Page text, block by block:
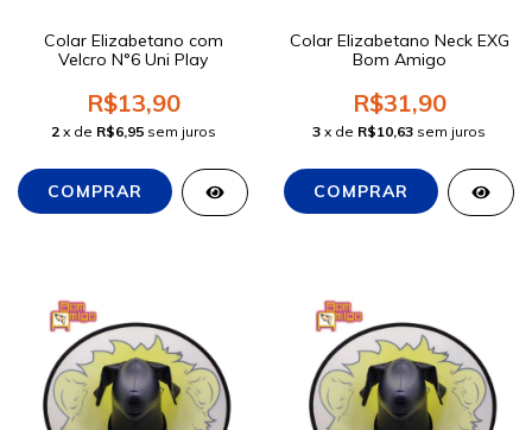
Colar Elizabetano com
Velcro N°6 Uni Play
R$13,90
2 x de R$6,95 sem juros
Colar Elizabetano Neck EXG
Bom Amigo
R$31,90
3 x de R$10,63 sem juros